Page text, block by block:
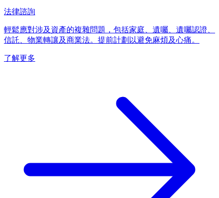
法律諮詢
輕鬆應對涉及資產的複雜問題，包括家庭、遺囑、遺囑認證、
信託、物業轉讓及商業法。提前計劃以避免麻煩及心痛。
了解更多